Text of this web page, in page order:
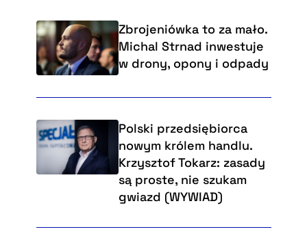
Zbrojeniówka to za mało.
Michal Strnad inwestuje
w drony, opony i odpady
Polski przedsiębiorca
nowym królem handlu.
Krzysztof Tokarz: zasady
są proste, nie szukam
gwiazd (WYWIAD)